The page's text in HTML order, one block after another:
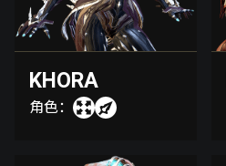
KHORA
角色：